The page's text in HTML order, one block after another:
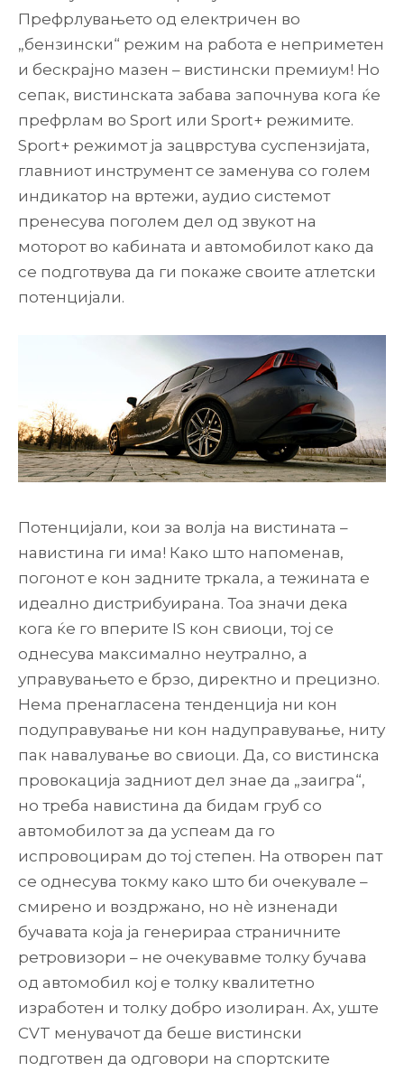
Префрлувањето од електричен во
„бензински“ режим на работа е неприметен
и бескрајно мазен – вистински премиум! Но
сепак, вистинската забава започнува кога ќе
префрлам во Sport или Sport+ режимите.
Sport+ режимот ја зацврстува суспензијата,
главниот инструмент се заменува со голем
индикатор на вртежи, аудио системот
пренесува поголем дел од звукот на
моторот во кабината и автомобилот како да
се подготвува да ги покаже своите атлетски
потенцијали.
Потенцијали, кои за волја на вистината –
навистина ги има! Како што напоменав,
погонот е кон задните тркала, а тежината е
идеално дистрибуирана. Тоа значи дека
кога ќе го вперите IS кон свиоци, тој се
однесува максимално неутрално, а
управувањето е брзо, директно и прецизно.
Нема пренагласена тенденција ни кон
подуправување ни кон надуправување, ниту
пак навалување во свиоци. Да, со вистинска
провокација задниот дел знае да „заигра“,
но треба навистина да бидам груб со
автомобилот за да успеам да го
испровоцирам до тој степен. На отворен пат
се однесува токму како што би очекувале –
смирено и воздржано, но нè изненади
бучавата која ја генерираа страничните
ретровизори – не очекувавме толку бучава
од автомобил кој е толку квалитетно
изработен и толку добро изолиран. Ах, уште
CVT менувачот да беше вистински
подготвен да одговори на спортските